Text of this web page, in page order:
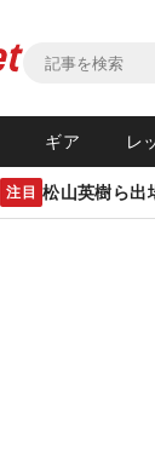
ギア レ
注目 松山英樹ら